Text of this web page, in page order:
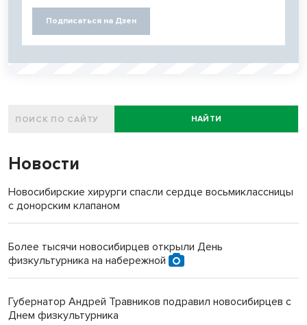
Подписаться на Дзен
НАЙТИ
Новости
Новосибирские хирурги спасли сердце восьмиклассницы
с донорским клапаном
Более тысячи новосибирцев открыли День
физкультурника на набережной
Губернатор Андрей Травников подравил новосибирцев с
Днем физкультурника